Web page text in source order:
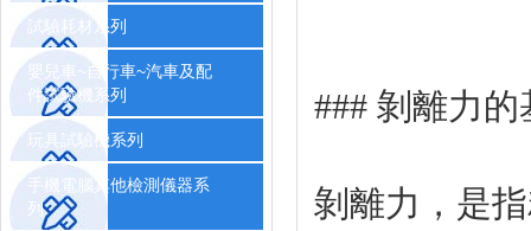
試驗耗材系列
嬰兒車~自行車~汽車及配
件試驗機系列
玩具試驗機系列
手機電腦其他檢測儀器系
列
### 剝離力
剝離力，是指